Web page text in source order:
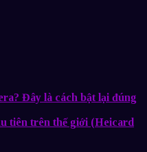
Đây là cách bật lại đúng
tiên trên thế giới (Heicard